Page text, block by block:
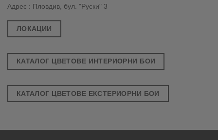
Адрес : Пловдив, бул. "Руски" 3
ЛОКАЦИИ
КАТАЛОГ ЦВЕТОВЕ ИНТЕРИОРНИ БОИ
КАТАЛОГ ЦВЕТОВЕ ЕКСТЕРИОРНИ БОИ